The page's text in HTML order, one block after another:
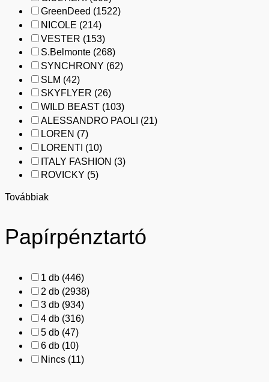
GreenDeed (1522)
NICOLE (214)
VESTER (153)
S.Belmonte (268)
SYNCHRONY (62)
SLM (42)
SKYFLYER (26)
WILD BEAST (103)
ALESSANDRO PAOLI (21)
LOREN (7)
LORENTI (10)
ITALY FASHION (3)
ROVICKY (5)
Továbbiak
Papírpénztartó
1 db (446)
2 db (2938)
3 db (934)
4 db (316)
5 db (47)
6 db (10)
Nincs (11)